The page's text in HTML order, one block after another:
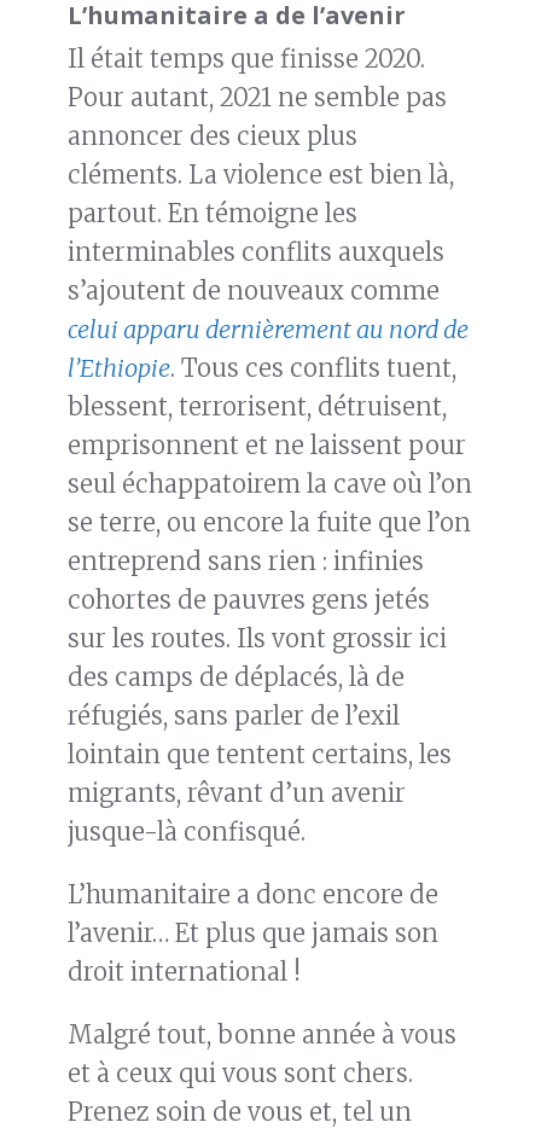
L’humanitaire a de l’avenir
Il était temps que finisse 2020.
Pour autant, 2021 ne semble pas
annoncer des cieux plus
cléments. La violence est bien là,
partout. En témoigne les
interminables conflits auxquels
s’ajoutent de nouveaux comme
celui apparu dernièrement au nord de
l’Ethiopie. Tous ces conflits tuent,
blessent, terrorisent, détruisent,
emprisonnent et ne laissent pour
seul échappatoirem la cave où l’on
se terre, ou encore la fuite que l’on
entreprend sans rien : infinies
cohortes de pauvres gens jetés
sur les routes. Ils vont grossir ici
des camps de déplacés, là de
réfugiés, sans parler de l’exil
lointain que tentent certains, les
migrants, rêvant d’un avenir
jusque-là confisqué.
L’humanitaire a donc encore de
l’avenir… Et plus que jamais son
droit international !
Malgré tout, bonne année à vous
et à ceux qui vous sont chers.
Prenez soin de vous et, tel un